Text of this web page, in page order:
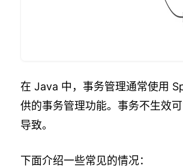
在 Java 中，事务管理通常使用
供的事务管理功能。事务不生效
导致。
下面介绍一些常见的情况：